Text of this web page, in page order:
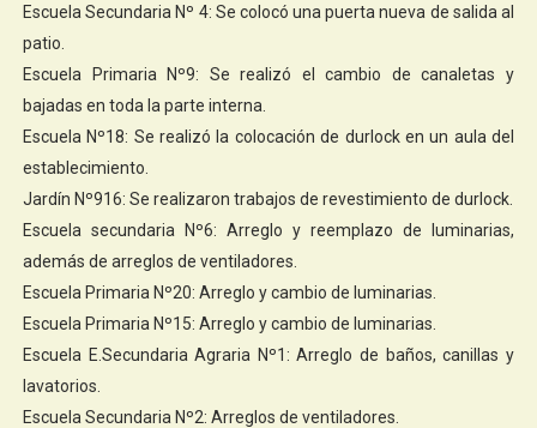
Escuela Secundaria Nº 4: Se colocó una puerta nueva de salida al
patio.
Escuela Primaria Nº9: Se realizó el cambio de canaletas y
bajadas en toda la parte interna.
Escuela Nº18: Se realizó la colocación de durlock en un aula del
establecimiento.
Jardín Nº916: Se realizaron trabajos de revestimiento de durlock.
Escuela secundaria Nº6: Arreglo y reemplazo de luminarias,
además de arreglos de ventiladores.
Escuela Primaria Nº20: Arreglo y cambio de luminarias.
Escuela Primaria Nº15: Arreglo y cambio de luminarias.
Escuela E.Secundaria Agraria Nº1: Arreglo de baños, canillas y
lavatorios.
Escuela Secundaria Nº2: Arreglos de ventiladores.